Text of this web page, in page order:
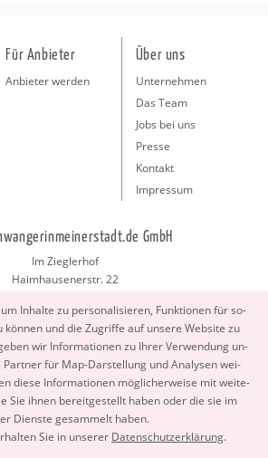
In­hal­te zu per­so­na­li­sie­ren, Funk­tio­nen für so­
und die Zu­grif­fe auf un­se­re Web­site zu
wir In­for­ma­tio­nen zu Ihrer Ver­wen­dung un­
Part­ner für Map-Dar­stel­lung und Ana­ly­sen wei­
diese In­for­ma­tio­nen mög­li­cher­wei­se mit wei­te­
Sie ihnen be­reit­ge­stellt haben oder die sie im
Diens­te ge­sam­melt haben.
Sie in un­se­rer Da­ten­schut­z­er­klä­rung.
Für Anbieter
Anbieter werden
Über uns
Unternehmen
Das Team
Jobs bei uns
Presse
Kontakt
Impressum
GmbH
Im Zieglerhof
Haimhausenerstr. 22
SIMS schwangerinmeinerstadt.de GmbH.